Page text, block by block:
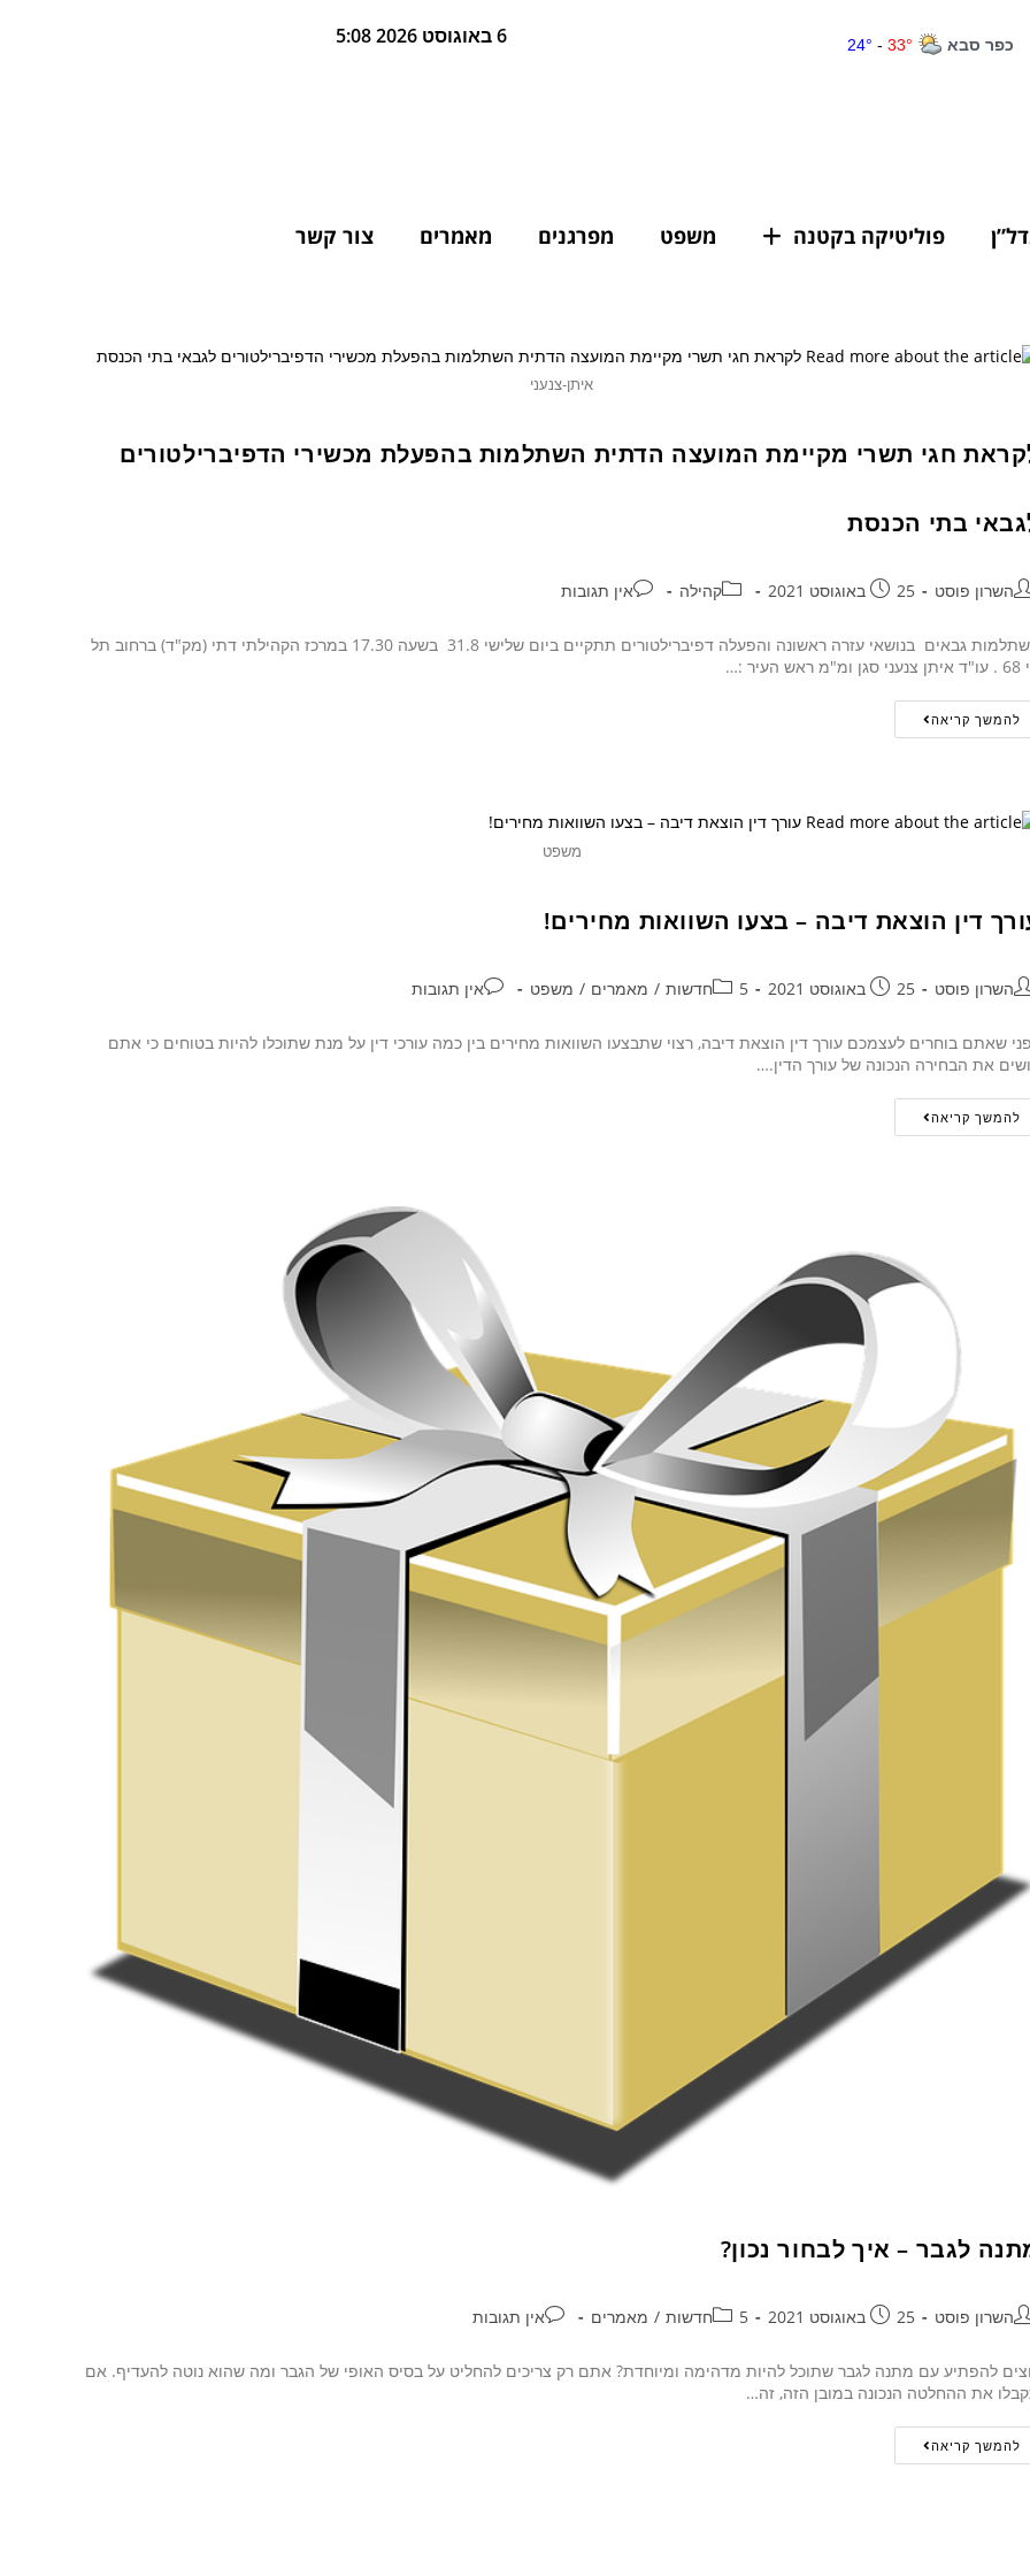
6 באוגוסט 2026 5:08
פוליטיקה בקטנה משפט מפרגנים מאמרים צור קשר
איתן-צנעני
חגי תשרי מקיימת המועצה הדתית השתלמות בהפעלת מכשירי הדפיברילטורים
בתי הכנסת
השרון פוסט 25 באוגוסט 2021 קהילה אין תגובות
השתלמות גבאים בנושאי עזרה ראשונה והפעלה דפיברילטורים תתקיים ביום שלישי 31.8 בשעה 17.30 במרכז הקהילתי דתי (מק"ד) ברחוב תל
העיר :…
להמשך קריאה
משפט
דין הוצאת דיבה – בצעו השוואות מחירים!
השרון פוסט 25 באוגוסט 2021 5חדשות / מאמרים / משפט אין תגובות
שאתם בוחרים לעצמכם עורך דין הוצאת דיבה, רצוי שתבצעו השוואות מחירים בין כמה עורכי דין על מנת שתוכלו להיות בטוחים כי אתם
את הבחירה הנכונה של עורך הדין.…
להמשך קריאה
לגבר – איך לבחור נכון?
השרון פוסט 25 באוגוסט 2021 5חדשות / מאמרים אין תגובות
להפתיע עם מתנה לגבר שתוכל להיות מדהימה ומיוחדת? אתם רק צריכים להחליט על בסיס האופי של הגבר ומה שהוא נוטה להעדיף. אם
את ההחלטה הנכונה במובן הזה, זה…
להמשך קריאה